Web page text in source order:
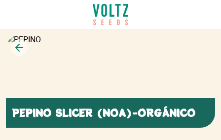
Volver
PEPINO SLICER (NOA)-ORGÁNICO